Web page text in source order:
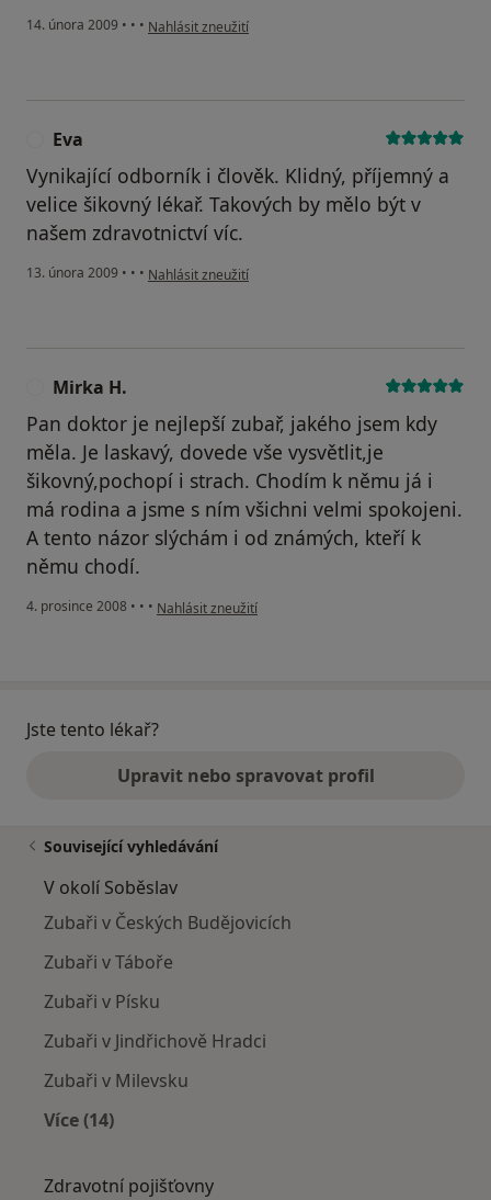
14. února 2009 • • • podle názoru uživatele NADA
Nahlásit zneužití
Eva
Vynikající odborník i člověk. Klidný, příjemný a
velice šikovný lékař. Takových by mělo být v
našem zdravotnictví víc.
13. února 2009 • • • podle názoru uživatele Eva
Nahlásit zneužití
Mirka H.
Pan doktor je nejlepší zubař, jakého jsem kdy
měla. Je laskavý, dovede vše vysvětlit,je
šikovný,pochopí i strach. Chodím k němu já i
má rodina a jsme s ním všichni velmi spokojeni.
A tento názor slýchám i od známých, kteří k
němu chodí.
4. prosince 2008 • • • podle názoru uživatele Mirka H.
Nahlásit zneužití
Jste tento lékař?
Upravit nebo spravovat profil
Související vyhledávání
V okolí Soběslav
Zubaři v Českých Budějovicích
Zubaři v Táboře
Zubaři v Písku
Zubaři v Jindřichově Hradci
Zubaři v Milevsku
Více (14)
Zdravotní pojišťovny